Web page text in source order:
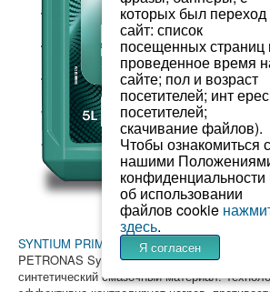
SYNTIUM PRIME RN 5W-30 (замена
PETRONAS Syntium Prime RN 5W-30 — это
синтетический смазочный материал.
которых был переход
сайт: список
посещенных страниц
проведенное время
сайте; пол и возраст
посетителей; инт
посетителей;
скачивание файлов).
Чтобы ознакомиться с
нашими
конфиденциальности
об использовании
файлов cookie
здесь.
Я согласен